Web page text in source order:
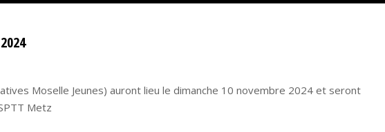
Moselle Jeunes) auront lieu le dimanche 10 novembre 2024 et seront
Metz